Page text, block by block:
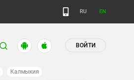
RU EN
ВОЙТИ
Калмыкия